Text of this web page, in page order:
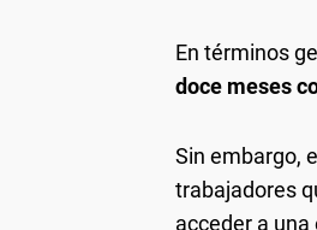
En términos
doce meses
Sin embargo,
trabajadores
acceder a